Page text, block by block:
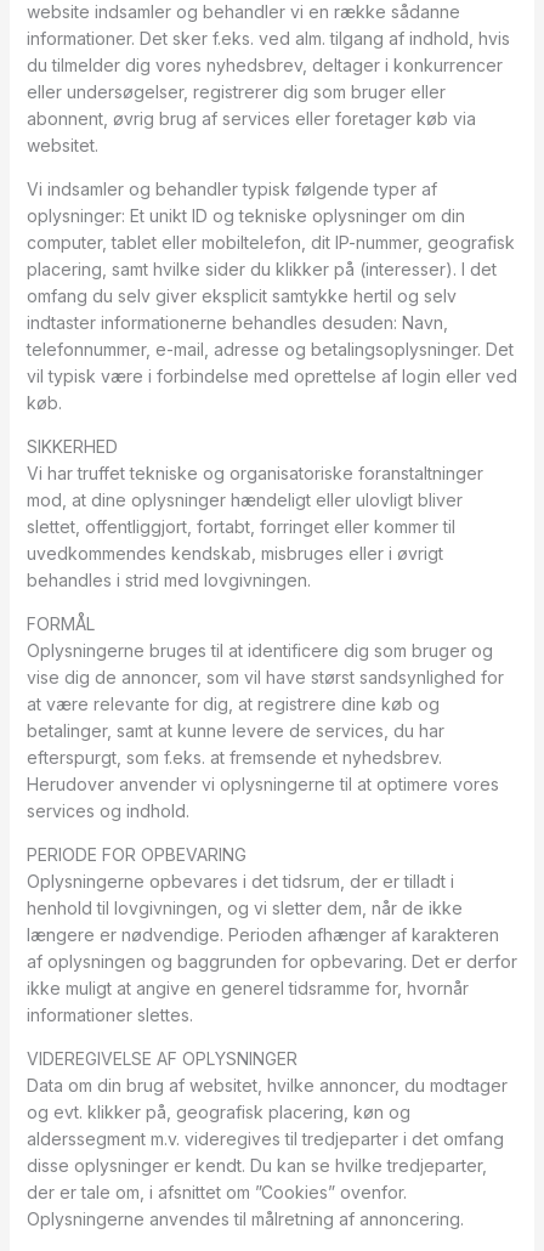
website indsamler og behandler vi en række sådanne
informationer. Det sker f.eks. ved alm. tilgang af indhold, hvis
du tilmelder dig vores nyhedsbrev, deltager i konkurrencer
eller undersøgelser, registrerer dig som bruger eller
abonnent, øvrig brug af services eller foretager køb via
websitet.
Vi indsamler og behandler typisk følgende typer af
oplysninger: Et unikt ID og tekniske oplysninger om din
computer, tablet eller mobiltelefon, dit IP-nummer, geografisk
placering, samt hvilke sider du klikker på (interesser). I det
omfang du selv giver eksplicit samtykke hertil og selv
indtaster informationerne behandles desuden: Navn,
telefonnummer, e-mail, adresse og betalingsoplysninger. Det
vil typisk være i forbindelse med oprettelse af login eller ved
køb.
SIKKERHED
Vi har truffet tekniske og organisatoriske foranstaltninger
mod, at dine oplysninger hændeligt eller ulovligt bliver
slettet, offentliggjort, fortabt, forringet eller kommer til
uvedkommendes kendskab, misbruges eller i øvrigt
behandles i strid med lovgivningen.
FORMÅL
Oplysningerne bruges til at identificere dig som bruger og
vise dig de annoncer, som vil have størst sandsynlighed for
at være relevante for dig, at registrere dine køb og
betalinger, samt at kunne levere de services, du har
efterspurgt, som f.eks. at fremsende et nyhedsbrev.
Herudover anvender vi oplysningerne til at optimere vores
services og indhold.
PERIODE FOR OPBEVARING
Oplysningerne opbevares i det tidsrum, der er tilladt i
henhold til lovgivningen, og vi sletter dem, når de ikke
længere er nødvendige. Perioden afhænger af karakteren
af oplysningen og baggrunden for opbevaring. Det er derfor
ikke muligt at angive en generel tidsramme for, hvornår
informationer slettes.
VIDEREGIVELSE AF OPLYSNINGER
Data om din brug af websitet, hvilke annoncer, du modtager
og evt. klikker på, geografisk placering, køn og
alderssegment m.v. videregives til tredjeparter i det omfang
disse oplysninger er kendt. Du kan se hvilke tredjeparter,
der er tale om, i afsnittet om ”Cookies” ovenfor.
Oplysningerne anvendes til målretning af annoncering.